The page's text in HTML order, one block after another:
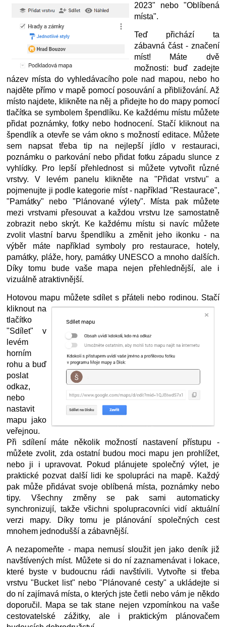
2023" nebo "Oblíbená
místa".
Teď přichází ta
zábavná část - značení
míst! Máte dvě
možnosti: buď zadejte
název místa do vyhledávacího pole nad mapou, nebo ho
najděte přímo v mapě pomocí posouvání a přibližování. Až
místo najdete, klikněte na něj a přidejte ho do mapy pomocí
tlačítka se symbolem špendlíku. Ke každému místu můžete
přidat poznámky, fotky nebo hodnocení. Stačí kliknout na
špendlík a otevře se vám okno s možností editace. Můžete
sem napsat třeba tip na nejlepší jídlo v restauraci,
poznámku o parkování nebo přidat fotku západu slunce z
vyhlídky.
Pro lepší přehlednost si můžete vytvořit různé
vrstvy. V levém panelu klikněte na "Přidat vrstvu" a
pojmenujte ji podle kategorie míst - například "Restaurace",
"Památky" nebo "Plánované výlety". Místa pak můžete
mezi vrstvami přesouvat a každou vrstvu lze samostatně
zobrazit nebo skrýt. Ke každému místu si navíc můžete
zvolit vlastní barvu špendlíku a změnit jeho ikonku - na
výběr máte například symboly pro restaurace, hotely,
památky, pláže, hory, památky UNESCO a mnoho dalších.
Díky tomu bude vaše mapa nejen přehlednější, ale i
vizuálně atraktivnější.
Hotovou mapu můžete sdílet s přáteli nebo rodinou. Stačí
kliknout na
tlačítko
"Sdílet" v
levém
horním
rohu a buď
poslat
odkaz,
nebo
nastavit
mapu jako
veřejnou.
Při sdílení máte několik možností nastavení přístupu -
můžete zvolit, zda ostatní budou moci mapu jen prohlížet,
nebo ji i upravovat. Pokud plánujete společný výlet, je
praktické pozvat další lidi ke spolupráci na mapě. Každý
pak může přidávat svoje oblíbená místa, poznámky nebo
tipy. Všechny změny se pak sami automaticky
synchronizují, takže všichni spolupracovníci vidí aktuální
verzi mapy. Díky tomu je plánování společných cest
mnohem jednodušší a zábavnější.
A nezapomeňte - mapa nemusí sloužit jen jako deník již
navštívených míst. Můžete si do ní zaznamenávat i lokace,
které byste v budoucnu rádi navštívili. Vytvořte si třeba
vrstvu "Bucket list" nebo "Plánované cesty" a ukládejte si
do ní zajímavá místa, o kterých jste četli nebo vám je někdo
doporučil. Mapa se tak stane nejen vzpomínkou na vaše
cestovatelské zážitky, ale i praktickým plánovačem